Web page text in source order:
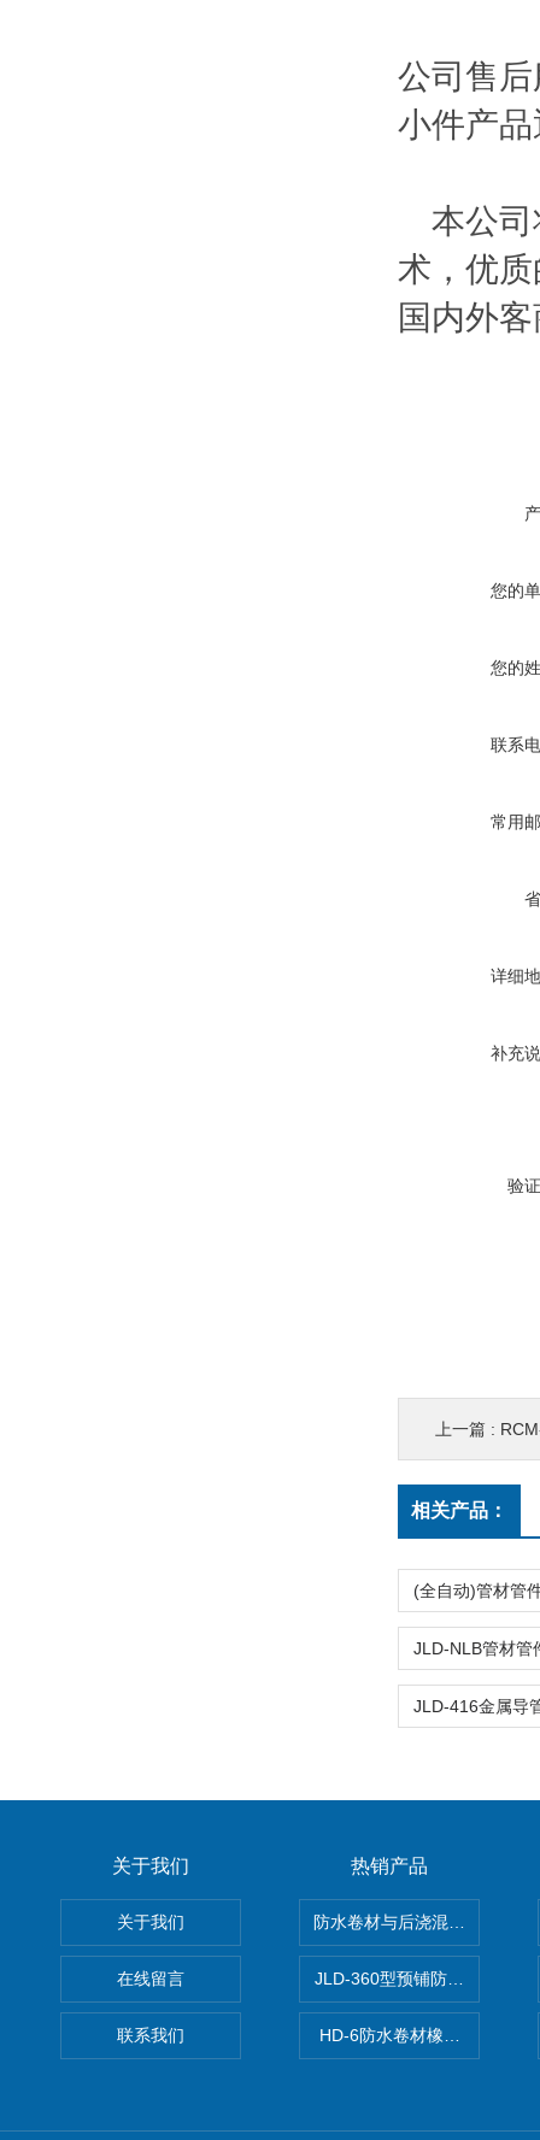
公司售
小件产
本公司
术，优
国内外
您的
您的
联系
常用
详细
补充
验
上一篇 :
相关产品：
关于我们
关于我们
在线留言
联系我们
热销产品
防水卷材与后浇混凝土剥离强
JLD-360型预铺防水卷材抗冲
HD-6防水卷材橡胶测厚仪